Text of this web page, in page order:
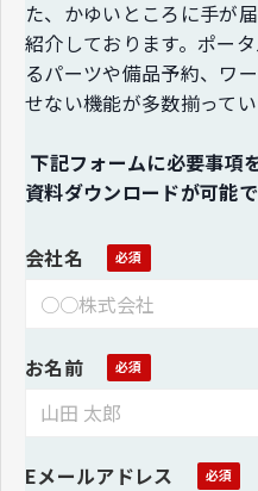
た、かゆいところに手が
紹介しております。ポー
るパーツや備品予約、ワ
せない機能が多数揃ってい
下記フォームに必要事項
資料ダウンロードが可能で
会社名
お名前
Eメールアドレス